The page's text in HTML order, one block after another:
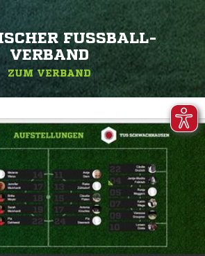
FUSSBALL-V
ERBAND
ZUM VERBAND